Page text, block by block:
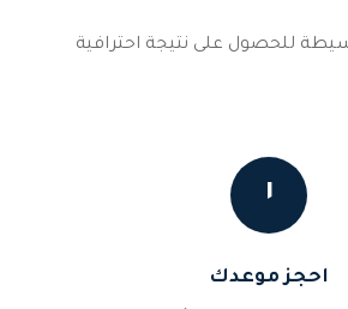
للحصول على نتيجة احترافية
١
احجز موعدك